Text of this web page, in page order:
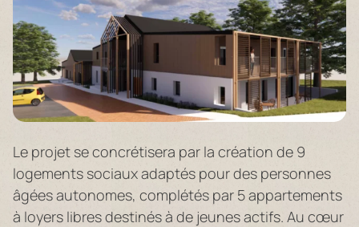
Le projet se concrétisera par la création de 9
logements sociaux adaptés pour des personnes
âgées autonomes, complétés par 5 appartements
à loyers libres destinés à de jeunes actifs. Au cœur